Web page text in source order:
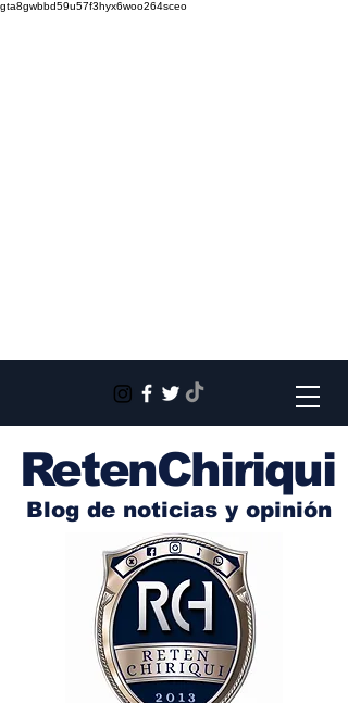
gta8gwbbd59u57f3hyx6woo264sceo
RetenChiriqui
Blog de noticias y opinión